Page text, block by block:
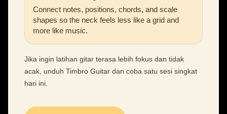
Connect notes, positions, chords, and scale
shapes so the neck feels less like a grid and
more like music.
Jika ingin latihan gitar terasa lebih fokus dan tidak
acak, unduh Timbro Guitar dan coba satu sesi singkat
hari ini.